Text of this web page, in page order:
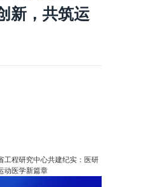
新，共筑运
工程研究中心共建纪实：医研
动医学新篇章